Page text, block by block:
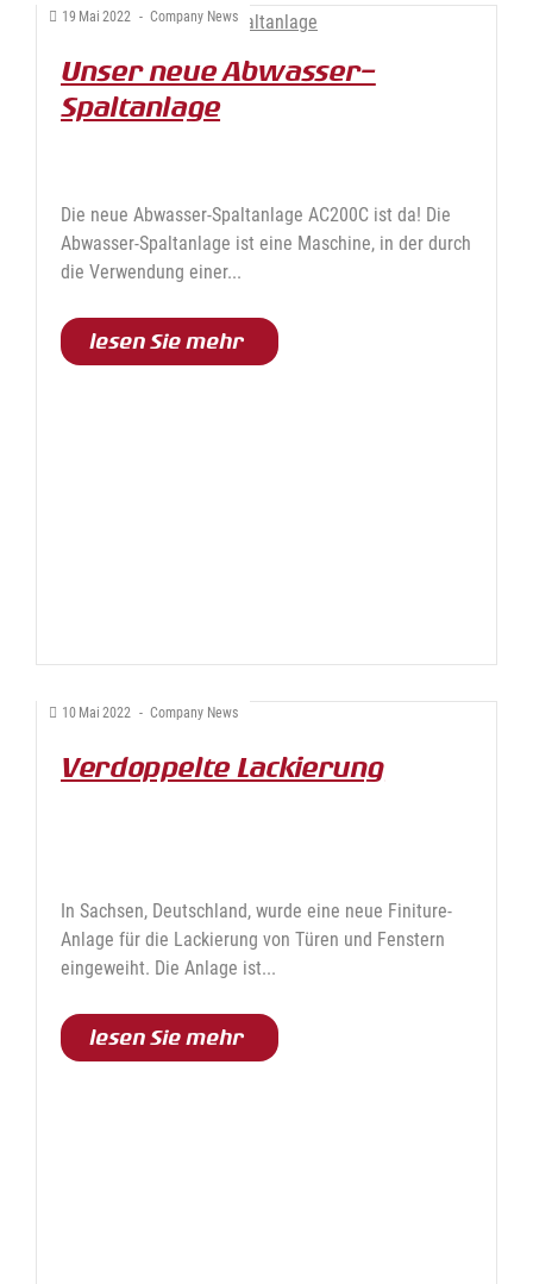
19 Mai2022 - Company News
Unser neue Abwasser-
Spaltanlage
Die neue Abwasser-Spaltanlage AC200C ist da! Die
Abwasser-Spaltanlage ist eine Maschine, in der durch
die Verwendung einer...
lesen Sie mehr
10Mai2022 - Company News
Verdoppelte Lackierung
In Sachsen, Deutschland, wurde eine neue Finiture-
Anlage für die Lackierung von Türen und Fenstern
eingeweiht. Die Anlage ist...
lesen Sie mehr